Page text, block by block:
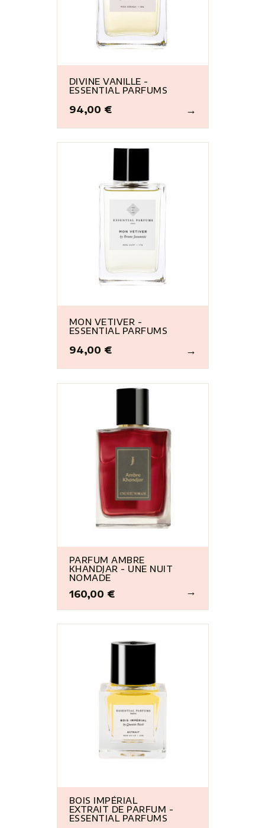
DIVINE VANILLE -
ESSENTIAL PARFUMS
Prix
94,00 €
MON VETIVER -
ESSENTIAL PARFUMS
Prix
94,00 €
PARFUM AMBRE
KHANDJAR - UNE NUIT
NOMADE
Prix
160,00 €
BOIS IMPÉRIAL
EXTRAIT DE PARFUM -
ESSENTIAL PARFUMS